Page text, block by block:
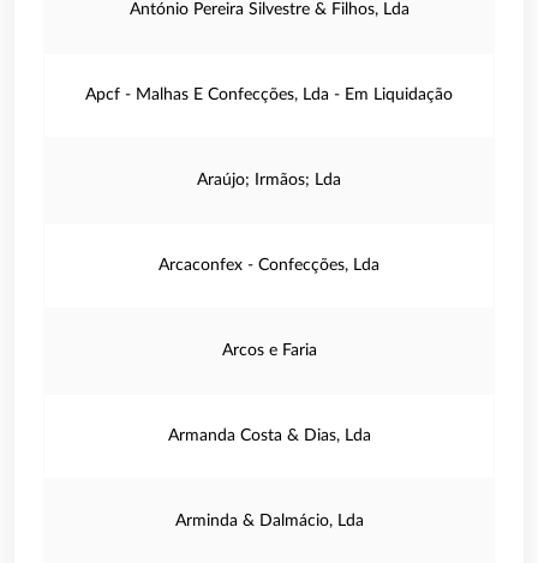
António Pereira Silvestre & Filhos, Lda
Apcf - Malhas E Confecções, Lda - Em Liquidação
Araújo; Irmãos; Lda
Arcaconfex - Confecções, Lda
Arcos e Faria
Armanda Costa & Dias, Lda
Arminda & Dalmácio, Lda